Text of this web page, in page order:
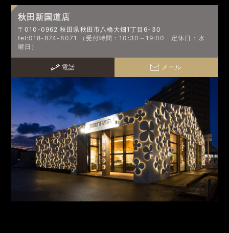
秋田新国道店
〒010-0962 秋田県秋田市八橋大畑1丁目6-30
tel:018-874-8071 （受付時間：10:30～19:00 定休日：水
曜日）
電話 メール